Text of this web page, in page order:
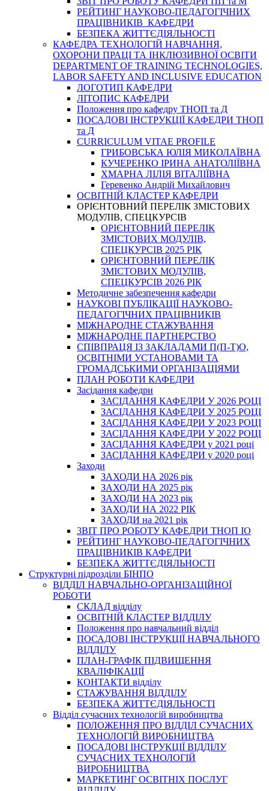
РЕЙТИНГ НАУКОВО-ПЕДАГОГІЧНИХ
ПРАЦІВНИКІВ КАФЕДРИ
БЕЗПЕКА ЖИТТЄДІЯЛЬНОСТІ
КАФЕДРА ТЕХНОЛОГІЙ НАВЧАННЯ,
ОХОРОНИ ПРАЦІ ТА ІНКЛЮЗИВНОЇ ОСВІТИ
DEPARTMENT OF TRAINING TECHNOLOGIES,
LABOR SAFETY AND INCLUSIVE EDUCATION
ЛОГОТИП КАФЕДРИ
ЛІТОПИС КАФЕДРИ
Положення про кафедру ТНОП та Д
ПОСАДОВІ ІНСТРУКЦІЇ КАФЕДРИ ТНОП
та Д
CURRICULUM VITAE PROFILE
ГРИБОВСЬКА ЮЛІЯ МИКОЛАЇВНА
КУЧЕРЕНКО ІРИНА АНАТОЛІЇВНА
ХМАРНА ЛІЛІЯ ВІТАЛІЇВНА
Геревенко Андрій Михайлович
ОСВІТНІЙ КЛАСТЕР КАФЕДРИ
ОРІЄНТОВНИЙ ПЕРЕЛІК ЗМІСТОВИХ
МОДУЛІВ, СПЕЦКУРСІВ
ОРІЄНТОВНИЙ ПЕРЕЛІК
ЗМІСТОВИХ МОДУЛІВ,
СПЕЦКУРСІВ 2025 РІК
ОРІЄНТОВНИЙ ПЕРЕЛІК
ЗМІСТОВИХ МОДУЛІВ,
СПЕЦКУРСІВ 2026 РІК
Методичне забезпечення кафедри
НАУКОВІ ПУБЛІКАЦІЇ НАУКОВО-
ПЕДАГОГІЧНИХ ПРАЦІВНИКІВ
МІЖНАРОДНЕ СТАЖУВАННЯ
МІЖНАРОДНЕ ПАРТНЕРСТВО
СПІВПРАЦЯ ІЗ ЗАКЛАДАМИ П(П-Т)О,
ОСВІТНІМИ УСТАНОВАМИ ТА
ГРОМАДСЬКИМИ ОРГАНІЗАЦІЯМИ
ПЛАН РОБОТИ КАФЕДРИ
Засідання кафедри
ЗАСІДАННЯ КАФЕДРИ У 2026 РОЦІ
ЗАСІДАННЯ КАФЕДРИ У 2025 РОЦІ
ЗАСІДАННЯ КАФЕДРИ У 2023 РОЦІ
ЗАСІДАННЯ КАФЕДРИ У 2022 РОЦІ
ЗАСІДАННЯ КАФЕДРИ у 2021 році
ЗАСІДАННЯ КАФЕДРИ у 2020 році
Заходи
ЗАХОДИ НА 2026 рік
ЗАХОДИ НА 2025 рік
ЗАХОДИ НА 2023 рік
ЗАХОДИ НА 2022 РІК
ЗАХОДИ на 2021 рік
3BIT ПРО РОБОТУ КАФЕДРИ ТНОП ІО
РЕЙТИНГ НАУКОВО-ПЕДАГОГІЧНИХ
ПРАЦІВНИКІВ КАФЕДРИ
БЕЗПЕКА ЖИТТЄДІЯЛЬНОСТІ
Структурні підрозділи БІНПО
ВІДДІЛ НАВЧАЛЬНО-ОРГАНІЗАЦІЙНОЇ
РОБОТИ
СКЛАД відділу
ОСВІТНІЙ КЛАСТЕР ВІДДІЛУ
Положення про навчальний вiддiл
ПОСАДОВІ ІНСТРУКЦІЇ НАВЧАЛЬНОГО
ВІДДІЛУ
ПЛАН-ГРАФІК ПІДВИЩЕННЯ
КВАЛІФІКАЦІЇ
КОНТАКТИ відділу
СТАЖУВАННЯ ВІДДІЛУ
БЕЗПЕКА ЖИТТЄДІЯЛЬНОСТІ
Відділ сучасних технологій виробництва
ПОЛОЖЕННЯ ПРО ВІДДІЛ СУЧАСНИХ
ТЕХНОЛОГІЙ ВИРОБНИЦТВА
ПОСАДОВІ ІНСТРУКЦІЇ ВІДДІЛУ
СУЧАСНИХ ТЕХНОЛОГІЙ
ВИРОБНИЦТВА
МАРКЕТИНГ ОСВІТНІХ ПОСЛУГ